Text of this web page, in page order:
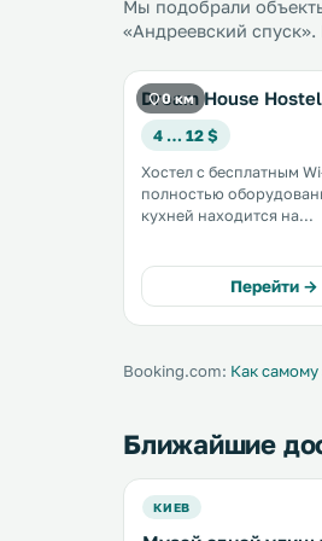
Мы подобрали
«Андреевский
0 км
Dream House Hostel
4 … 12 $
Хостел с бесплатным
полностью
кухней находится на
услугам гостей
номера и кафе. .
Перейти →
Booking.com: Как
Ближайшие
КИЕВ